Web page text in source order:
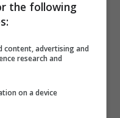
di sapere
Paolo Bonolis
un bel rapporto
the following
content, advertising and
research and
on a device